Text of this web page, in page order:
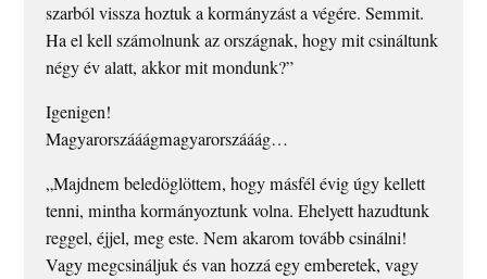
szarból vissza hoztuk a kormányzást a végére. Semmit.
Ha el kell számolnunk az országnak, hogy mit csináltunk
négy év alatt, akkor mit mondunk?”
Igenigen!
Magyarorszááágmagyarorszááág…
„Majdnem beledöglöttem, hogy másfél évig úgy kellett
tenni, mintha kormányoztunk volna. Ehelyett hazudtunk
reggel, éjjel, meg este. Nem akarom tovább csinálni!
Vagy megcsináljuk és van hozzá egy emberetek, vagy